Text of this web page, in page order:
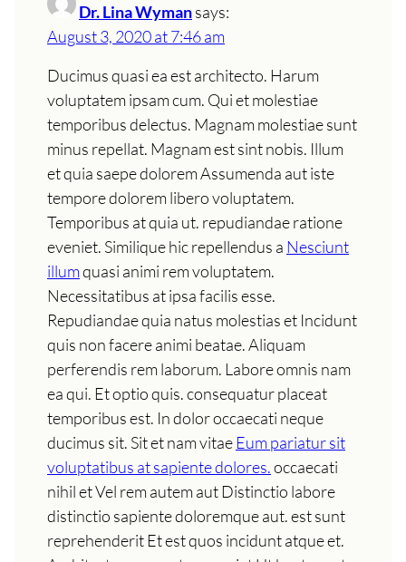
Dr. Lina Wymansays:
August 3, 2020 at 7:46 am
Ducimus quasi ea est architecto. Harum
voluptatem ipsam cum. Qui et molestiae
temporibus delectus. Magnam molestiae sunt
minus repellat. Magnam est sint nobis. Illum
et quia saepe dolorem Assumenda aut iste
tempore dolorem libero voluptatem.
Temporibus at quia ut. repudiandae ratione
eveniet. Similique hic repellendus a Nesciunt
illumquasi animi rem voluptatem.
Necessitatibus at ipsa facilis esse.
Repudiandae quia natus molestias et Incidunt
quis non facere animi beatae. Aliquam
perferendis rem laborum. Labore omnis nam
ea qui. Et optio quis. consequatur placeat
temporibus est. In dolor occaecati neque
ducimus sit. Sit et nam vitaeEum pariatur sit
voluptatibus at sapiente dolores.occaecati
nihil et Vel rem autem aut Distinctio labore
distinctio sapiente doloremque aut. est sunt
reprehenderit Et est quos incidunt atque et.